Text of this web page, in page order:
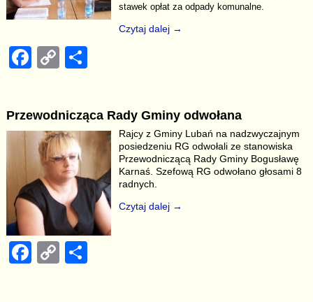
stawek opłat za odpady komunalne.
Czytaj dalej →
F
e
b
o
o
k
C
y
Li
n
k
e
Przewodnicząca Rady Gminy odwołana
Rajcy z Gminy Lubań na nadzwyczajnym
posiedzeniu RG odwołali ze stanowiska
Przewodniczącą Rady Gminy Bogusławę
Karnaś. Szefową RG odwołano głosami 8
radnych.
Czytaj dalej →
F
C